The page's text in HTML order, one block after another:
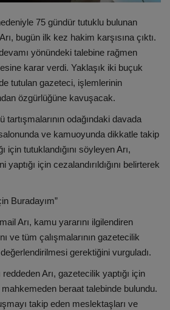
75 gündür tutuklu bulunan
bugün ilk kez hakim karşısına çıktı.
yönündeki talebine rağmen
karar verdi. Yaklaşık iki buçuk
tutulan gazeteci, işlemlerinin
özgürlüğüne kavuşacak.
tartışmalarının odağındaki davada
ve kamuoyunda dikkatle takip
için tutuklandığını söyleyen Arı,
için cezalandırıldığını belirterek
Buradayım”
Arı, kamu yararını ilgilendiren
ve tüm çalışmalarının gazetecilik
gerektiğini vurguladı.
Arı, gazetecilik yaptığı için
mahkemeden beraat talebinde bulundu.
takip eden meslektaşları ve